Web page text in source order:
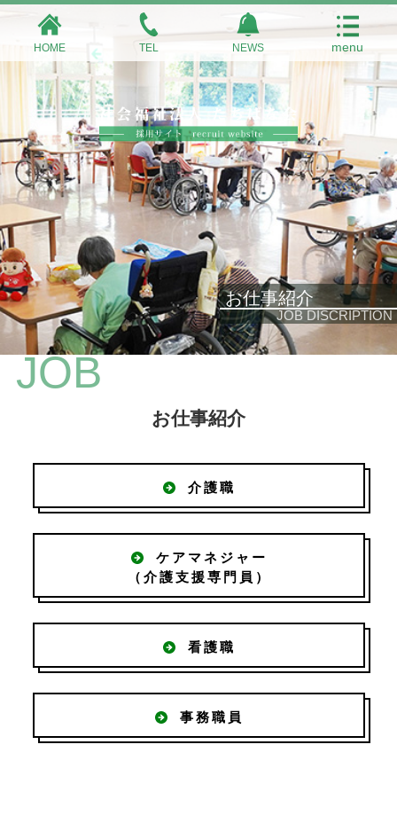
HOME TEL NEWS
お仕事紹介
JOB DISCRIPTION
JOB
お仕事紹介
介護職
ケアマネジャー
（介護支援専門員）
看護職
事務職員